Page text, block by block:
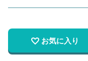
お気に入り